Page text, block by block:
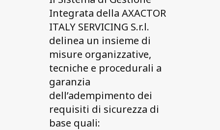
Integrata della AXACTOR
ITALY SERVICING S.r.l.
delinea un insieme di
misure organizzative,
tecniche e procedurali a
garanzia
dell’adempimento dei
requisiti di sicurezza di
base quali: